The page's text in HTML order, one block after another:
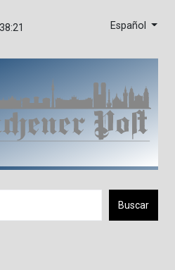
Español
Buscar